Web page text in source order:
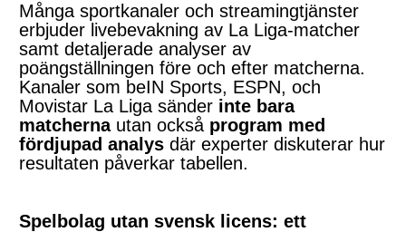
Många sportkanaler och streamingtjänster
erbjuder livebevakning av La Liga-matcher
samt detaljerade analyser av
poängställningen före och efter matcherna.
Kanaler som beIN Sports, ESPN, och
Movistar La Liga sänder inte bara
matcherna utan också program med
fördjupad analys där experter diskuterar hur
resultaten påverkar tabellen.
Spelbolag utan svensk licens: ett